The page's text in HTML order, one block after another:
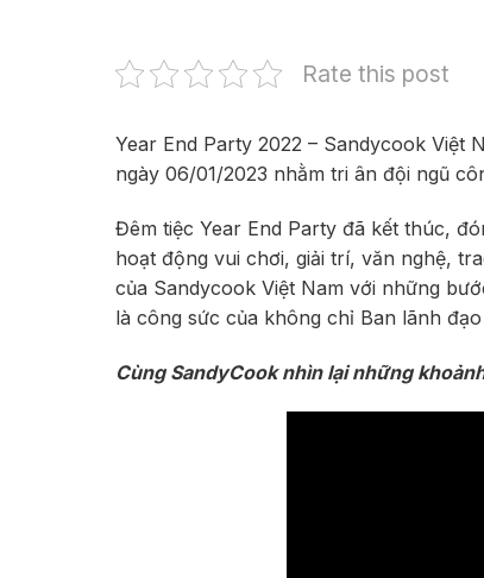
Rate this post
Year End Party 2022 – Sandycook Việt
ngày 06/01/2023 nhằm tri ân đội ngũ
Đêm tiệc Year End Party đã kết thúc,
hoạt động vui chơi, giải trí, văn nghệ,
của Sandycook Việt Nam với những
là công sức của không chỉ Ban lãnh
Cùng SandyCook nhìn lại những